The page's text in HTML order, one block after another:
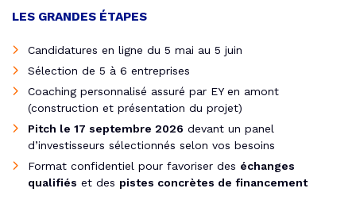
LES GRANDES ÉTAPES
Candidatures en ligne du 5 mai au 5 juin
Sélection de 5 à 6 entreprises
Coaching personnalisé assuré par EY en amont
(construction et présentation du projet)
Pitch le 17 septembre 2026 devant un panel
d’investisseurs sélectionnés selon vos besoins
Format confidentiel pour favoriser des échanges
qualifiés et des pistes concrètes de financement